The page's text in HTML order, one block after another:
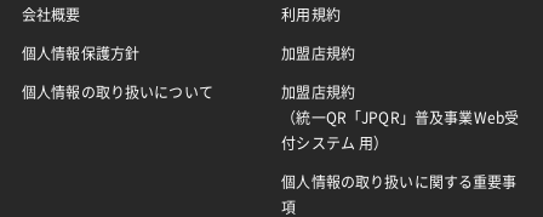
会社概要
個人情報保護方針
個人情報の取り扱いについて
利用規約
加盟店規約
加盟店規約
（統一QR「JPQR」普及事業Web受
付システム 用）
個人情報の取り扱いに関する重要事
項